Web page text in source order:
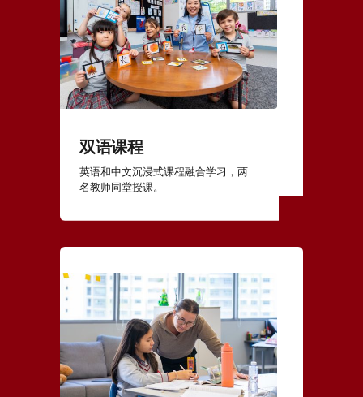
双语课程
英语和中文沉浸式课程融合学习，两
名教师同堂授课。